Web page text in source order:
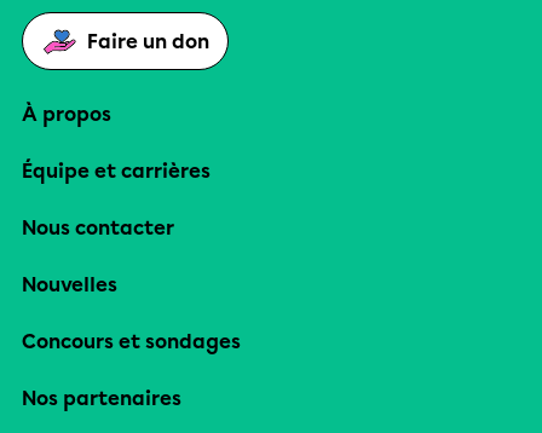
Faire un don
À propos
Équipe et carrières
Nous contacter
Nouvelles
Concours et sondages
Nos partenaires